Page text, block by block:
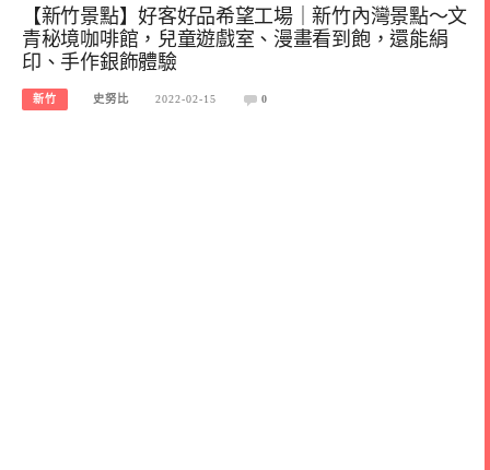
【新竹景點】好客好品希望工場｜新竹內灣景點～文
青秘境咖啡館，兒童遊戲室、漫畫看到飽，還能絹
印、手作銀飾體驗
新竹 史努比 2022-02-15 0